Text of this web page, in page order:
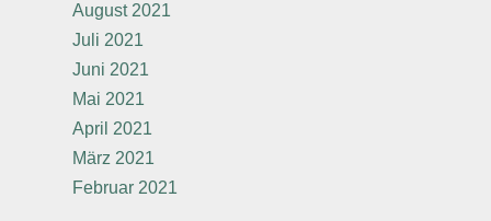
August 2021
Juli 2021
Juni 2021
Mai 2021
April 2021
März 2021
Februar 2021